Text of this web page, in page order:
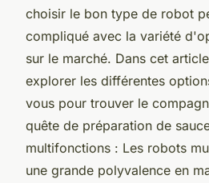
choisir le bon type de robot
compliqué avec la variété
sur le marché. Dans cet
explorer les différentes
vous pour trouver le
quête de préparation de
multifonctions : Les robots
une grande polyvalence en